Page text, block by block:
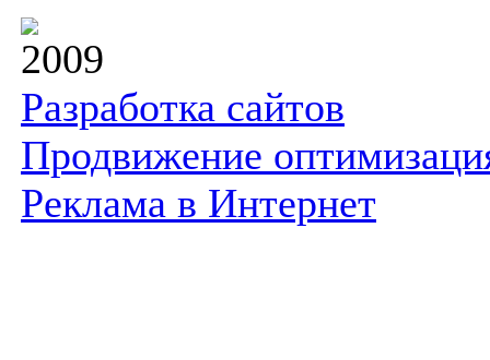
2009
Разработка сайтов
Продвижение
Реклама в Интернет